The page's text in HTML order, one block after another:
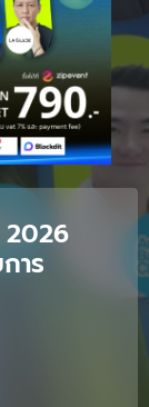
าร